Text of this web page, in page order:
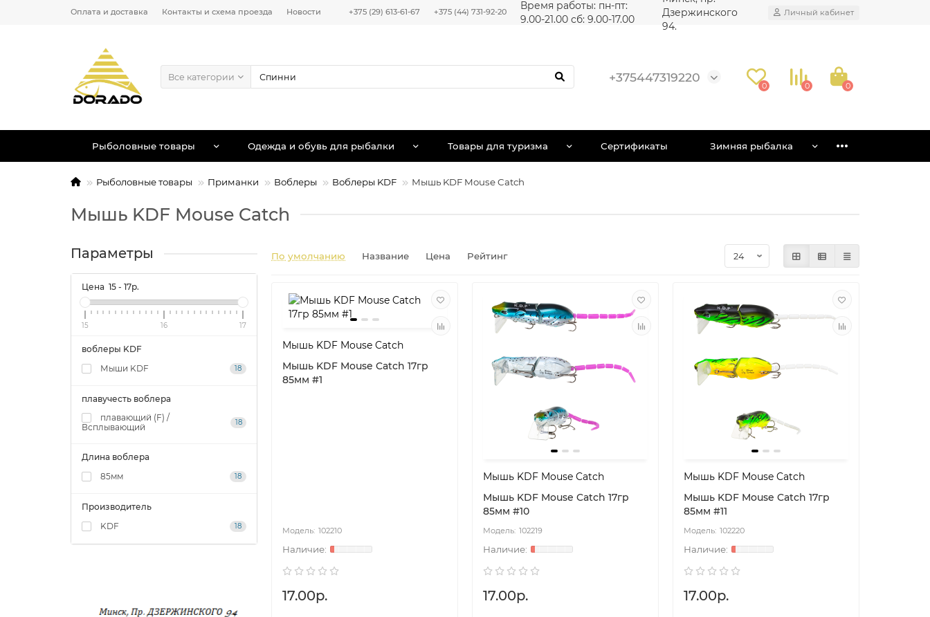
Оплата и доставка Контакты и схема проезда Новости +375 (29) 613-61-67 +375 (44) 731-92-20
Время работы: пн-пт:
9.00-21.00 сб: 9.00-17.00
Дзержинского
94.
Личный кабинет
Все категории +375447319220
0 0 0
Рыболовные товары Одежда и обувь для рыбалки Товары для туризма Сертификаты Зимняя рыбалка
Рыболовные товары Приманки Воблеры Воблеры KDF Мышь KDF Mouse Catch
Мышь KDF Mouse Catch
Параметры
Цена 15 - 17р.
15 16 17
воблеры KDF
Мыши KDF
18
плавучесть воблера
плавающий (F) /
Всплывающий
18
Длина воблера
85мм
18
Производитель
KDF
18
По умолчанию Название Цена Рейтинг
Мышь KDF Mouse Catch
Мышь KDF Mouse Catch 17гр
85мм #1
102210
17.00р.
Мышь KDF Mouse Catch
Мышь KDF Mouse Catch 17гр
85мм #10
102219
17.00р.
Мышь KDF Mouse Catch
Мышь KDF Mouse Catch 17гр
85мм #11
102220
17.00р.